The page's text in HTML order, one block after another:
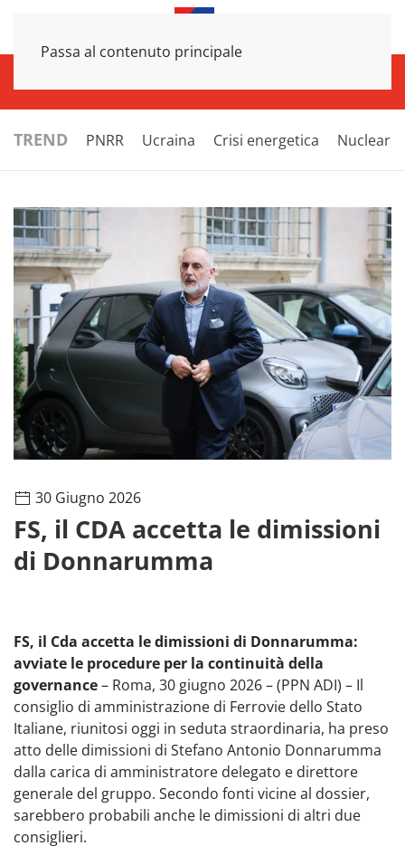
Passa al contenuto principale
TREND PNRR Ucraina Crisi energetica Nucleare
30 Giugno 2026
FS, il CDA accetta le dimissioni
di Donnarumma
FS, il Cda accetta le dimissioni di Donnarumma:
avviate le procedure per la continuità della
governance– Roma, 30 giugno 2026 – (PPN ADI) – Il
consiglio di amministrazione di Ferrovie dello Stato
Italiane, riunitosi oggi in seduta straordinaria, ha preso
atto delle dimissioni di Stefano Antonio Donnarumma
dalla carica di amministratore delegato e direttore
generale del gruppo. Secondo fonti vicine al dossier,
sarebbero probabili anche le dimissioni di altri due
consiglieri.